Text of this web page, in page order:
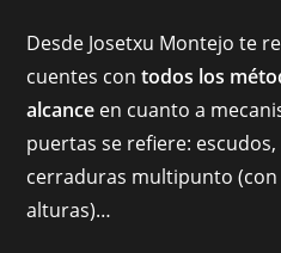
Desde Josetxu Montejo te
cuentes contodos los
alcance en cuanto a
puertas se refiere:
cerraduras multipunto
alturas)…